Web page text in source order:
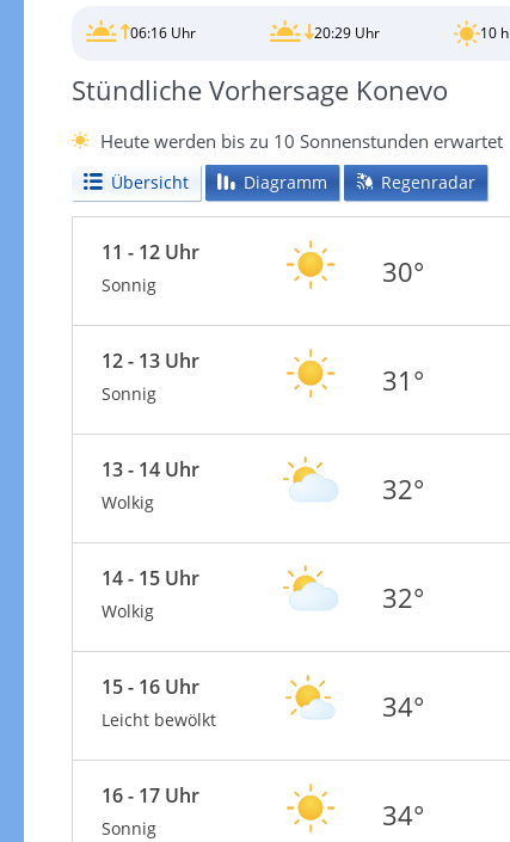
06:16 Uhr 20:29 Uhr 10 h
Stündliche Vorhersage Konevo
Heute werden bis zu 10 Sonnenstunden erwartet
Übersicht Diagramm Regenradar
11 - 12 Uhr
Sonnig 30°
12 - 13 Uhr
Sonnig 31°
13 - 14 Uhr
Wolkig 32°
14 - 15 Uhr
Wolkig 32°
15 - 16 Uhr
Leicht bewölkt 34°
16 - 17 Uhr
Sonnig 34°